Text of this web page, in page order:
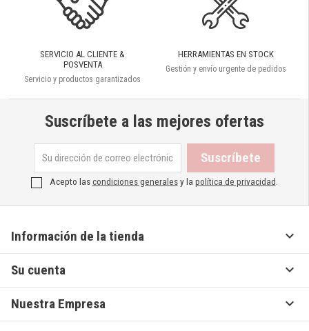
SERVICIO AL CLIENTE &
POSVENTA
Servicio y productos garantizados
HERRAMIENTAS EN STOCK
Gestión y envío urgente de pedidos
Suscríbete a las mejores ofertas
Acepto lascondiciones generalesy la política de privacidad
Información de la tienda 
Su cuenta 
Nuestra Empresa 